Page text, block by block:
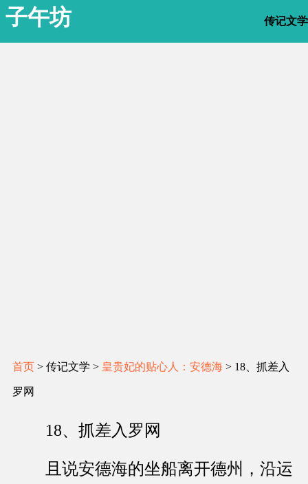
子午坊 传记文学
首页 > 传记文学 > 皇贵妃的贴心人：安德海 > 18、抓差入
罗网
18、抓差入罗网
且说安德海的坐船离开德州，沿运